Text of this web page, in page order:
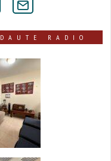
RADIO